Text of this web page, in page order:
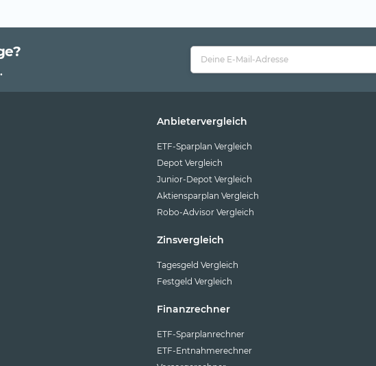
Anbietervergleich
ETF-Sparplan Vergleich
Depot Vergleich
Junior-Depot Vergleich
Aktiensparplan Vergleich
Robo-Advisor Vergleich
Zinsvergleich
Tagesgeld Vergleich
Festgeld Vergleich
Finanzrechner
ETF-Sparplanrechner
ETF-Entnahmerechner